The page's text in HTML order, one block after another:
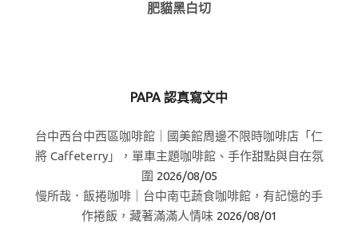
肥貓黑白切
PAPA 認真寫文中
台中西台中西區咖啡館｜國美館周邊不限時咖啡店「仁
將 Caffeterry」，單車主題咖啡館、手作甜點與自在氛
圍 2026/08/05
慢所哉．飯捲咖啡｜台中南屯蔬食咖啡館，有記憶的手
作捲飯，藏著滿滿人情味 2026/08/01